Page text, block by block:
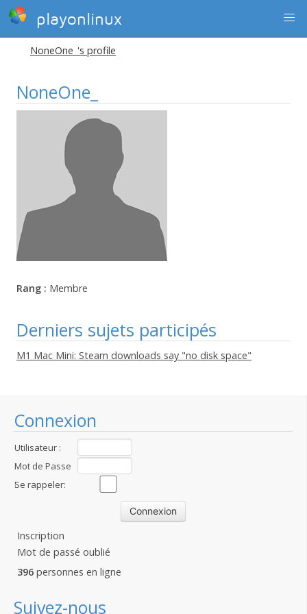
playonlinux
Connexion
Utilisateur :
Mot de Passe
:Se rappeler:
Inscription
Mot de passé oublié
396 personnes en ligne
Suivez-nous
NoneOne_'s profile
NoneOne_
Rang : Membre
Derniers sujets participés
M1 Mac Mini: Steam downloads say "no disk space"